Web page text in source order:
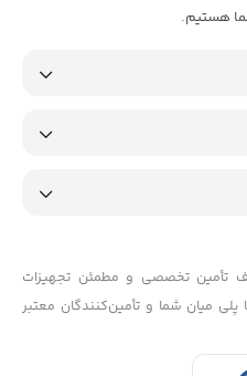
تأمین تخصصی و مطمئن تجهیزات
میان شما و تأمین‌کنندگان معتبر
ارائه‌ی محصولاتی باکیفیت و اصل،
فرایند خرید تجهیزات را برای